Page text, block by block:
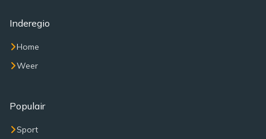
Inderegio
Home
Weer
Populair
Sport